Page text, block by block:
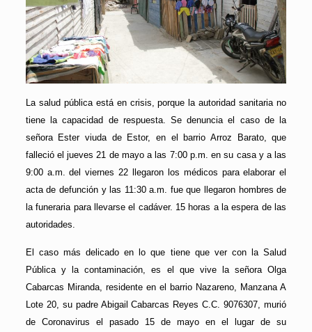
La salud pública está en crisis, porque la autoridad sanitaria no
tiene la capacidad de respuesta. Se denuncia el caso de la
señora Ester viuda de Estor, en el barrio Arroz Barato, que
falleció el jueves 21 de mayo a las 7:00 p.m. en su casa y a las
9:00 a.m. del viernes 22 llegaron los médicos para elaborar el
acta de defunción y las 11:30 a.m. fue que llegaron hombres de
la funeraria para llevarse el cadáver. 15 horas a la espera de las
autoridades.
El caso más delicado en lo que tiene que ver con la Salud
Pública y la contaminación, es el que vive la señora Olga
Cabarcas Miranda, residente en el barrio Nazareno, Manzana A
Lote 20, su padre Abigail Cabarcas Reyes C.C. 9076307, murió
de Coronavirus el pasado 15 de mayo en el lugar de su